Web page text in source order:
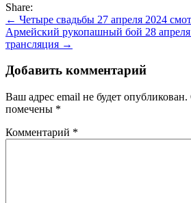
Share:
Навигация
по
← Четыре свадьбы 27 апреля 2024
Армейский рукопашный бой 28
трансляция →
Добавить комментарий
Ваш адрес email не будет опубликован.
помечены *
Комментарий *